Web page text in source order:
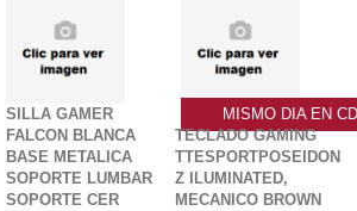
SILLA GAMER
FALCON BLANCA
BASE METALICA
SOPORTE LUMBAR
SOPORTE CER
MISMO DIA EN
TECLADO GAMING
TTESPORTPOSEIDON
Z ILUMINATED,
MECANICO BROWN